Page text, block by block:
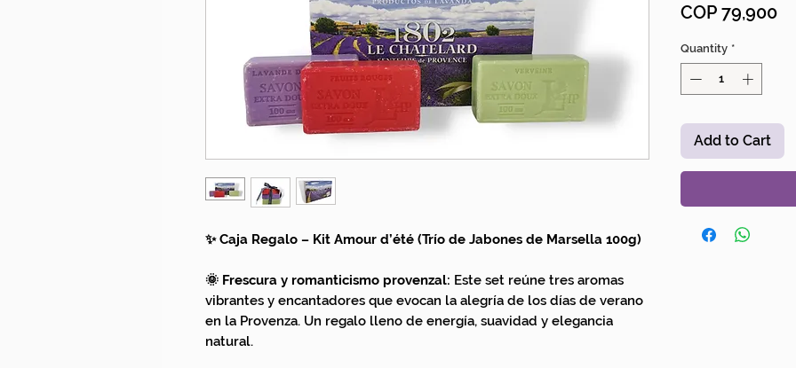
✨ Caja Regalo – Kit Amour d’été (Trío de Jabones de Marsella 100g)
🌞 Frescura y romanticismo provenzal: Este set reúne tres aromas
vibrantes y encantadores que evocan la alegría de los días de verano
en la Provenza. Un regalo lleno de energía, suavidad y elegancia
natural.
COP 79,900
Quantity *
Add to Cart